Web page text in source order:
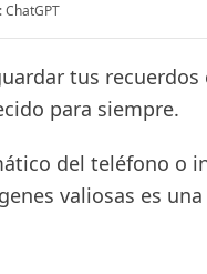
ChatGPT
tus recuerdos
para siempre.
del teléfono o
valiosas es una